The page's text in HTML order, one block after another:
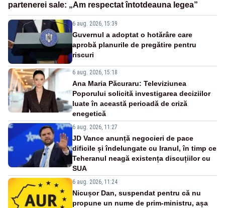
partenerei sale: „Am respectat întotdeauna legea”
6 aug. 2026, 15:39
Guvernul a adoptat o hotărâre care
aprobă planurile de pregătire pentru
riscuri
6 aug. 2026, 15:18
Ana Maria Păcuraru: Televiziunea
Poporului solicită investigarea deciziilor
luate în această perioadă de criză
enegetică
6 aug. 2026, 11:27
JD Vance anunță negocieri de pace
dificile și îndelungate cu Iranul, în timp ce
Teheranul neagă existența discuțiilor cu
SUA
6 aug. 2026, 11:24
Nicușor Dan, suspendat pentru că nu
propune un nume de prim-ministru, așa